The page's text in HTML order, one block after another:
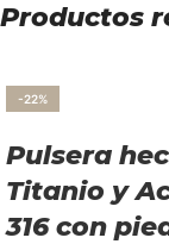
Productos
-22%
Pulsera
Titanio y
316 con